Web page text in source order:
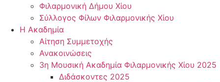
Φιλαρμονική Δήμου Χίου
Σύλλογος Φίλων Φιλαρμονικής Χίου
Η Ακαδημία
Αίτηση Συμμετοχής
Ανακοινώσεις
3η Μουσική Ακαδημία Φιλαρμονικής Χίου 2025
Διδάσκοντες 2025